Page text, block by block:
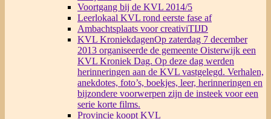
Voortgang bij de KVL 2014/5
Leerlokaal KVL rond eerste fase af
Ambachtsplaats voor creativiTIJD
KVL KroniekdagenOp zaterdag 7 december
2013 organiseerde de gemeente Oisterwijk een
KVL Kroniek Dag. Op deze dag werden
herinneringen aan de KVL vastgelegd. Verhalen,
anekdotes, foto’s, boekjes, leer, herinneringen en
bijzondere voorwerpen zijn de insteek voor een
serie korte films.
Provincie koopt KVL